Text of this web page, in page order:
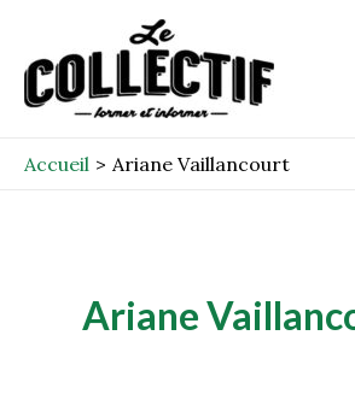
contenu
Accueil Ariane Vaillancourt
Ariane